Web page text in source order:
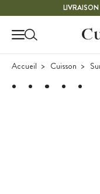
Accueil Cuisson